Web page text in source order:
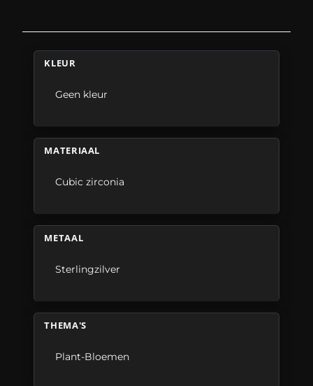
KLEUR
Geen kleur
MATERIAAL
Cubic zirconia
METAAL
Sterlingzilver
THEMA'S
Plant-Bloemen